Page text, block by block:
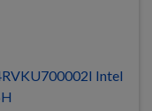
Intel